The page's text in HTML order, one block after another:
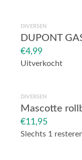
DIVERSEN
DUPONT
€4,99
Uitverkocht
DIVERSEN
Mascotte
€11,95
Slechts 1